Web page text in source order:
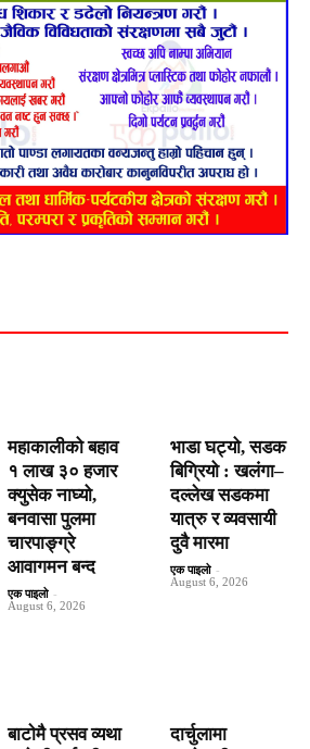
महाकालीको बहाव
१ लाख ३० हजार
क्युसेक नाघ्यो,
बनवासा पुलमा
चारपाङ्ग्रे
आवागमन बन्द
एक पाइलो -
August 6, 2026
भाडा घट्यो, सडक
बिग्रियो : खलंगा–
दल्लेख सडकमा
यात्रु र व्यवसायी
दुवै मारमा
एक पाइलो -
August 6, 2026
बाटाेमै प्रसव व्यथा
दार्चुलामा